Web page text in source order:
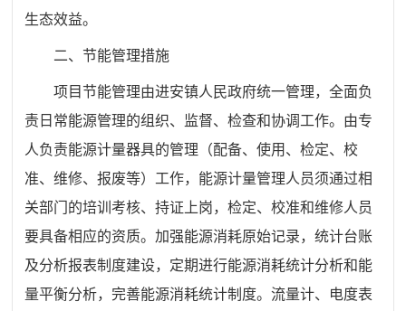
生态效益。
二、节能管理措施
项目节能管理由进安镇人民政府统一管理，全面负
责日常能源管理的组织、监督、检查和协调工作。由专
人负责能源计量器具的管理（配备、使用、检定、校
准、维修、报废等）工作，能源计量管理人员须通过相
关部门的培训考核、持证上岗，检定、校准和维修人员
要具备相应的资质。加强能源消耗原始记录，统计台账
及分析报表制度建设，定期进行能源消耗统计分析和能
量平衡分析，完善能源消耗统计制度。流量计、电度表